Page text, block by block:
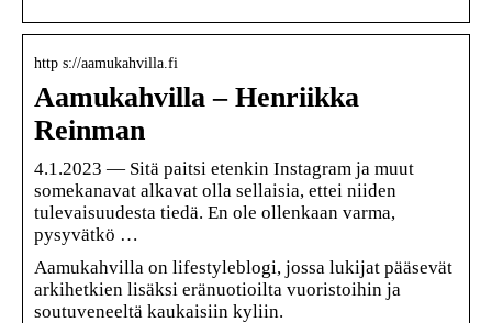
http s://aamukahvilla.fi
Aamukahvilla – Henriikka
Reinman
4.1.2023 — Sitä paitsi etenkin Instagram ja muut
somekanavat alkavat olla sellaisia, ettei niiden
tulevaisuudesta tiedä. En ole ollenkaan varma,
pysyvätkö …
Aamukahvilla on lifestyleblogi, jossa lukijat pääsevät
arkihetkien lisäksi eränuotioilta vuoristoihin ja
soutuveneeltä kaukaisiin kyliin.